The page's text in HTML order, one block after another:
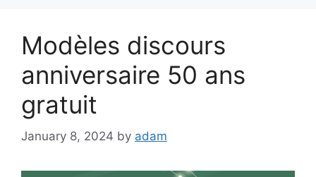
Modèles discours
anniversaire 50 ans
gratuit
January 8, 2024 by adam